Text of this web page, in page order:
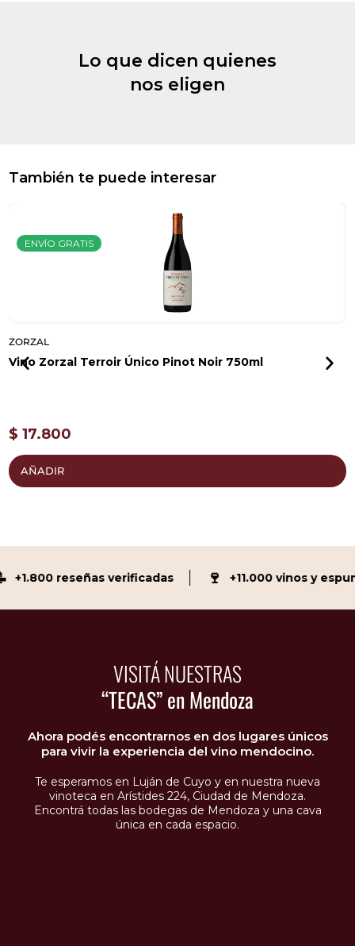
Lo que dicen quienes
nos eligen
También te puede interesar
ENVÍO GRATIS
ZORZAL
Vino Zorzal Terroir Único Pinot Noir 750ml
$ 17.800
AÑADIR
+1.800 reseñas verificadas +11.000 vinos y
VISITÁ NUESTRAS
“TECAS” en Mendoza
Ahora podés encontrarnos en dos lugares únicos
para vivir la experiencia del vino mendocino.
Te esperamos en Luján de Cuyo y en nuestra nueva
vinoteca en Arístides 224, Ciudad de Mendoza.
Encontrá todas las bodegas de Mendoza y una cava
única en cada espacio.